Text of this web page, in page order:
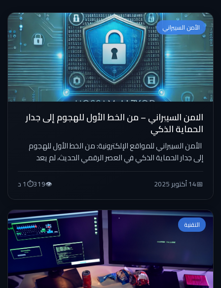
الأمن السيبراني
الامن السيبراني – من الخط الأول للهجوم إلى جدار
الحماية الذكي
الأمن السيبراني للمواقع الإلكترونية: من الخط الأول للهجوم
إلى جدار الحماية الذكي في العصر الرقمي الحديث، لم يعد
الأمن...
📅14 أكتوبر 2025 👁️
319
⏱️1 د
التقنية